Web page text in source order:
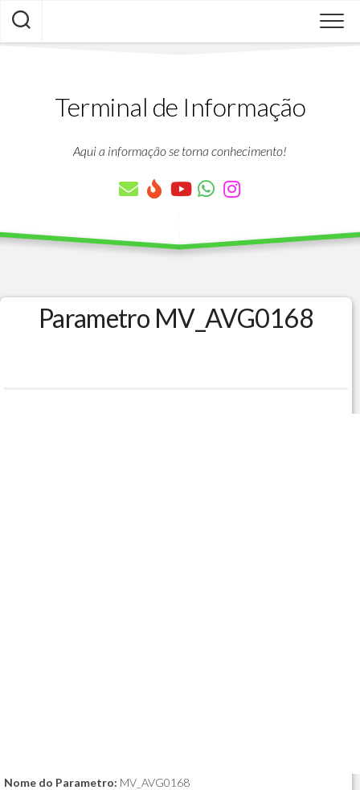
Skip
content
Terminal de Informação
Aqui a informação se torna conhecimento!
Parametro MV_AVG0168
Nome do Parametro: MV_AVG0168